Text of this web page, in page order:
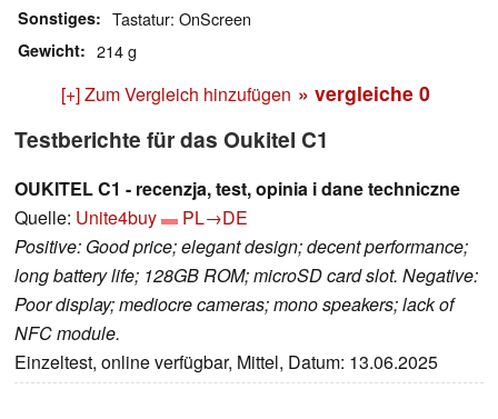
Sonstiges Tastatur: OnScreen
Gewicht 214 g
[+] Zum Vergleich hinzufügen » vergleiche 0
Testberichte für das Oukitel C1
OUKITEL C1 - recenzja, test, opinia i dane techniczne
Quelle: Unite4buy
PL→DE
Positive: Good price; elegant design; decent performance;
long battery life; 128GB ROM; microSD card slot. Negative:
Poor display; mediocre cameras; mono speakers; lack of
NFC module.
Einzeltest, online verfügbar, Mittel, Datum: 13.06.2025